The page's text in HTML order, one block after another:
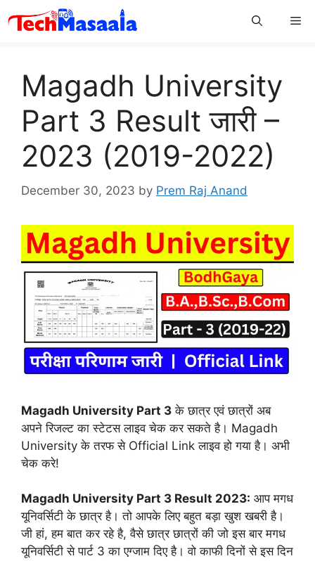
to
Magadh University
Part 3 Result जारी –
2023 (2019-2022)
December 30, 2023 by Prem Raj Anand
Magadh University Part 3 के छात्र एवं छात्रों अब
अपने रिजल्ट का स्टेटस लाइव चेक कर सकते है। Magadh
University के तरफ से Official Link लाइव हो गया है। अभी
चेक करे!
Magadh University Part 3 Result 2023: आप मगध
यूनिवर्सिटी के छात्र है। तो आपके लिए बहुत बड़ा खुश खबरी है।
जी हां, हम बात कर रहे है, वैसे छात्र छात्रों की जो इस बार मगध
यूनिवर्सिटी से पार्ट 3 का एग्जाम दिए है। वो काफी दिनों से इस दिन